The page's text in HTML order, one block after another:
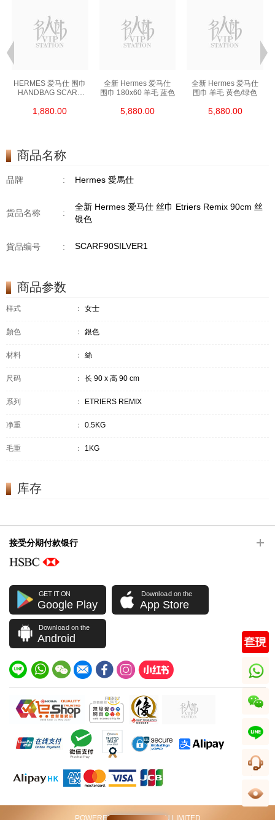
HERMES 爱马仕 围巾
HANDBAG SCARF
1,880.00
全新 Hermes 爱马仕
围巾 180x60 羊毛 蓝色
5,880.00
全新 Hermes 爱马仕
围巾 羊毛 黄色/绿色
5,880.00
商品名称
品牌 : Hermes 愛馬仕
货品名称 :
全新 Hermes 爱马仕 丝巾 Etriers Remix 90cm 丝
银色
貨品编号 : SCARF90SILVER1
商品参数
样式 ： 女士
顏色 ： 銀色
材料 ： 絲
尺码 ： 长 90 x 高 90 cm
系列 ： ETRIERS REMIX
净重 ： 0.5KG
毛重 ： 1KG
库存
接受分期付款银行
GET IT ON
Google Play
Download on the
App Store
Download on the
Android
POWERED BY VIP STATION LIMITED
whatsapp